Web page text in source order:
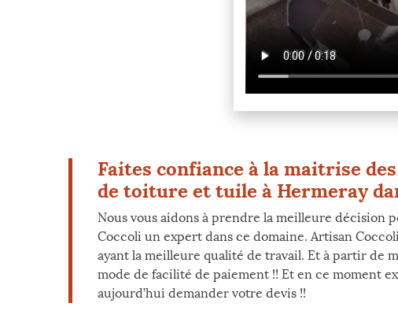
Faites confiance à la maitrise
de toiture et tuile à Hermeray
Nous vous aidons à prendre la meilleure décision
Coccoli un expert dans ce domaine. Artisan
ayant la meilleure qualité de travail. Et à partir de
mode de facilité de paiement !! Et en ce moment
aujourd’hui demander votre devis !!